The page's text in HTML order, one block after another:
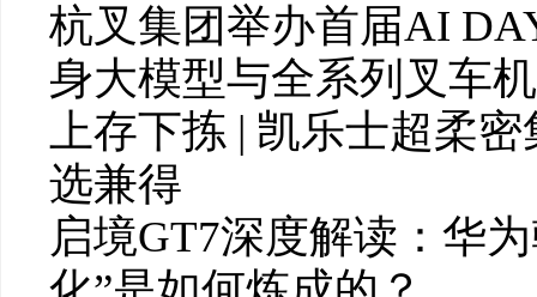
杭叉集团举办首届AI
身大模型与全系列叉车
上存下拣 | 凯乐士超柔
选兼得
启境GT7深度解读：华